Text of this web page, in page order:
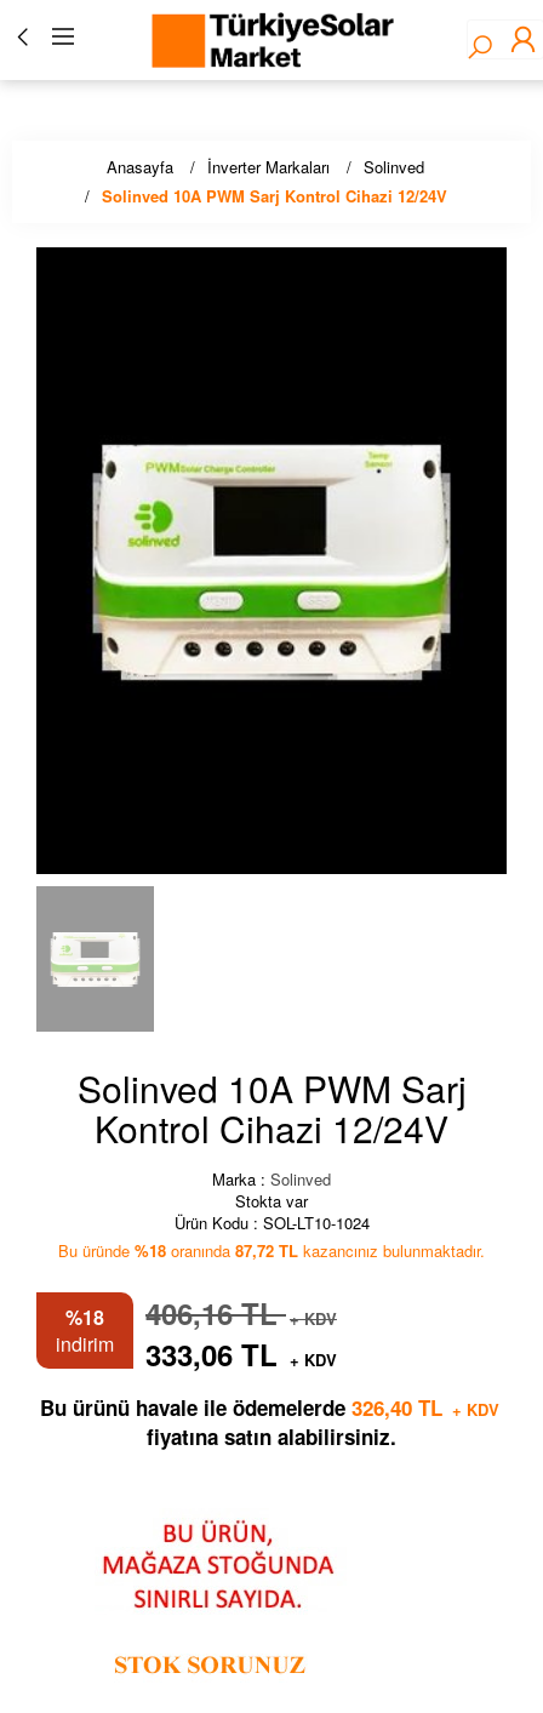
Türkiye Solar Market - Fronius Yetkili Bayisi ☀️ Solar
Panel, İnverter, Lityum Pil, EV Şarj Çözümleri - Stoktan
Hızlı Teslimat!
Anasayfa İnverter Markaları
Solinved
Solinved 10A PWM Sarj Kontrol Cihazi 12/24V
Solinved 10A PWM Sarj
Kontrol Cihazi 12/24V
Marka : Solinved
Stokta var
Ürün Kodu : SOL-LT10-1024
%18
indirim
406,16 TL+ KDV
333,06 TL + KDV
Bu üründe %18 oranında 87,72 TL kazancınız bulunmaktadır.
Bu ürünü havale ile ödemelerde 326,40 TL + KDV
fiyatına satın alabilirsiniz.